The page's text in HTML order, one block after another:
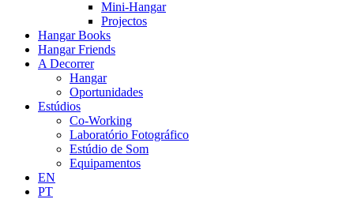
Mini-Hangar
Projectos
Hangar Books
Hangar Friends
A Decorrer
Hangar
Oportunidades
Estúdios
Co-Working
Laboratório Fotográfico
Estúdio de Som
Equipamentos
EN
PT